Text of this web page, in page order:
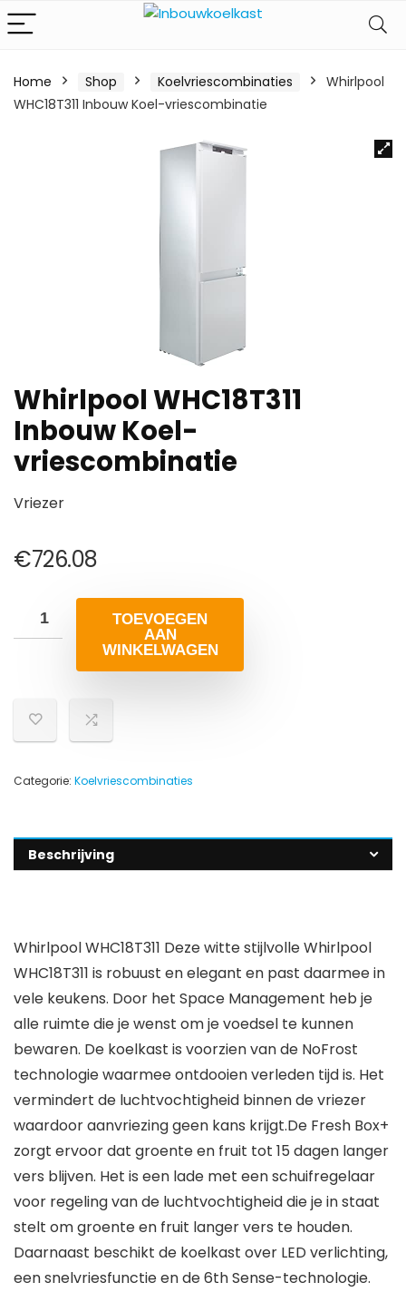
Home Shop Koelvriescombinaties
Whirlpool
WHC18T311 Inbouw Koel-vriescombinatie
Whirlpool WHC18T311
Inbouw Koel-
vriescombinatie
Vriezer
€726.08
TOEVOEGEN
AAN
WINKELWAGEN
Categorie: Koelvriescombinaties
Beschrijving
Whirlpool WHC18T311 Deze witte stijlvolle Whirlpool
WHC18T311 is robuust en elegant en past daarmee in
vele keukens. Door het Space Management heb je
alle ruimte die je wenst om je voedsel te kunnen
bewaren. De koelkast is voorzien van de NoFrost
technologie waarmee ontdooien verleden tijd is. Het
vermindert de luchtvochtigheid binnen de vriezer
waardoor aanvriezing geen kans krijgt.De Fresh Box+
zorgt ervoor dat groente en fruit tot 15 dagen langer
vers blijven. Het is een lade met een schuifregelaar
voor regeling van de luchtvochtigheid die je in staat
stelt om groente en fruit langer vers te houden.
Daarnaast beschikt de koelkast over LED verlichting,
een snelvriesfunctie en de 6th Sense-technologie.